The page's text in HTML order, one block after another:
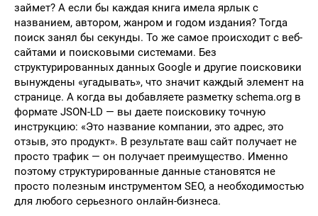
займет? А если бы каждая книга имела ярлык с
названием, автором, жанром и годом издания? Тогда
поиск занял бы секунды. То же самое происходит с веб-
сайтами и поисковыми системами. Без
структурированных данных Google и другие поисковики
вынуждены «угадывать», что значит каждый элемент на
странице. А когда вы добавляете разметку schema.org в
формате JSON-LD — вы даете поисковику точную
инструкцию: «Это название компании, это адрес, это
отзыв, это продукт». В результате ваш сайт получает не
просто трафик — он получает преимущество. Именно
поэтому структурированные данные становятся не
просто полезным инструментом SEO, а необходимостью
для любого серьезного онлайн-бизнеса.